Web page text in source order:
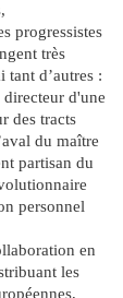
progressistes
très
d’autres :
d'une
des tracts
du maître
partisan du
personnel
en
les